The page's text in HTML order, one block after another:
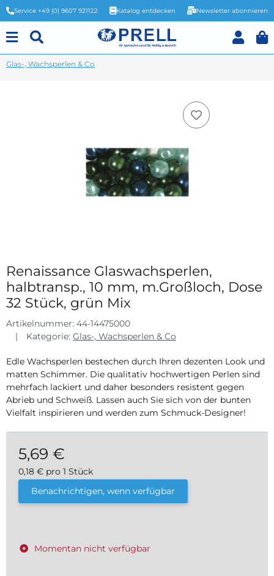
Service +49 (0) 9607 921122 Katalog entdecken Newsletter abonnieren
Glas-, Wachsperlen & Co
Renaissance Glaswachsperlen,
halbtransp., 10 mm, m.Großloch, Dose
32 Stück, grün Mix
Artikelnummer: 44-14475000
Kategorie: Glas-, Wachsperlen & Co
Edle Wachsperlen bestechen durch Ihren dezenten Look und
matten Schimmer. Die qualitativ hochwertigen Perlen sind
mehrfach lackiert und daher besonders resistent gegen
Abrieb und Schweiß. Lassen auch Sie sich von der bunten
Vielfalt inspirieren und werden zum Schmuck-Designer!
5,69 €
0,18 € pro 1 Stück
inkl. 19% USt. , zzgl.
Benachrichtigen, wenn verfügbar
Momentan nicht verfügbar